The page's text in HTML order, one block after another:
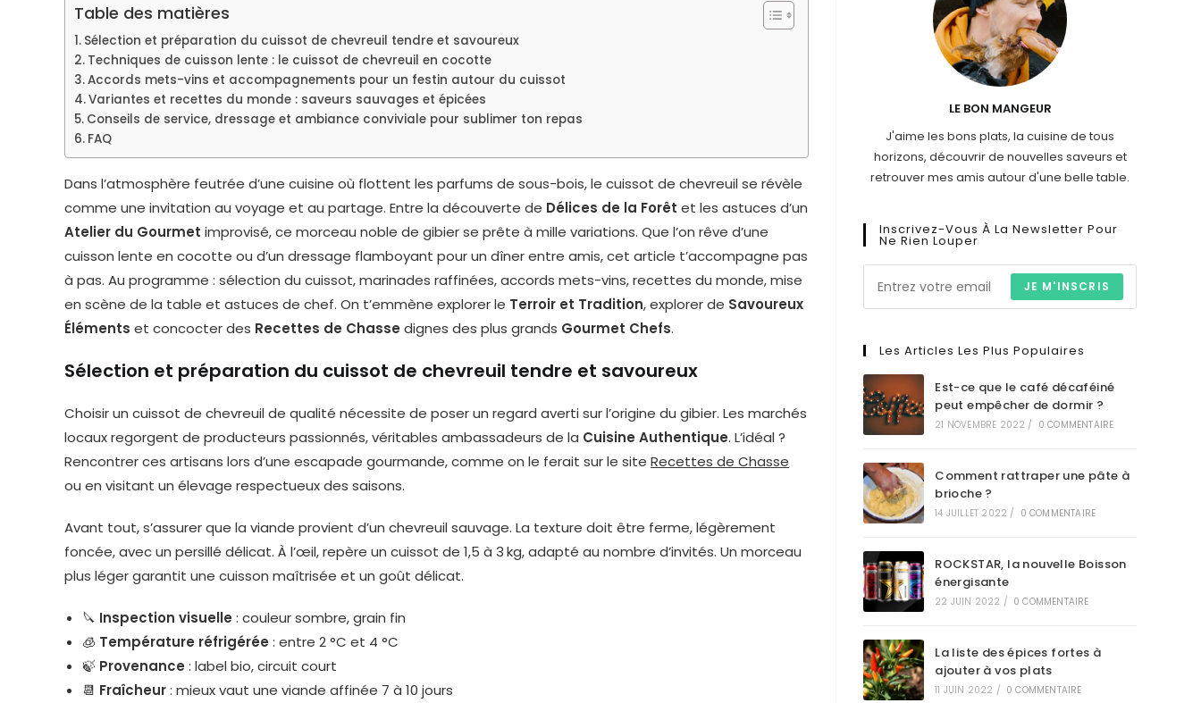
Table des matières
Sélection et préparation du cuissot de chevreuil tendre et savoureux
Techniques de cuisson lente : le cuissot de chevreuil en cocotte
Accords mets-vins et accompagnements pour un festin autour du cuissot
Variantes et recettes du monde : saveurs sauvages et épicées
Conseils de service, dressage et ambiance conviviale pour sublimer ton repas
FAQ
Dans l’atmosphère feutrée d’une cuisine où flottent les parfums de sous-bois, le cuissot de chevreuil se révèle
comme une invitation au voyage et au partage. Entre la découverte de Délices de la Forêt et les astuces d’un
Atelier du Gourmet improvisé, ce morceau noble de gibier se prête à mille variations. Que l’on rêve d’une
cuisson lente en cocotte ou d’un dressage flamboyant pour un dîner entre amis, cet article t’accompagne pas
à pas. Au programme : sélection du cuissot, marinades raffinées, accords mets-vins, recettes du monde, mise
en scène de la table et astuces de chef. On t’emmène explorer le Terroir et Tradition, explorer de Savoureux
Éléments et concocter des Recettes de Chasse dignes des plus grands Gourmet Chefs.
Sélection et préparation du cuissot de chevreuil tendre et savoureux
Choisir un cuissot de chevreuil de qualité nécessite de poser un regard averti sur l’origine du gibier. Les marchés
locaux regorgent de producteurs passionnés, véritables ambassadeurs de la Cuisine Authentique. L’idéal ?
Rencontrer ces artisans lors d’une escapade gourmande, comme on le ferait sur le site Recettes de Chasse
ou en visitant un élevage respectueux des saisons.
Avant tout, s’assurer que la viande provient d’un chevreuil sauvage. La texture doit être ferme, légèrement
foncée, avec un persillé délicat. À l’œil, repère un cuissot de 1,5 à 3 kg, adapté au nombre d’invités. Un morceau
plus léger garantit une cuisson maîtrisée et un goût délicat.
🔪 Inspection visuelle : couleur sombre, grain fin
🧊 Température réfrigérée : entre 2 °C et 4 °C
🍃 Provenance : label bio, circuit court
📆 Fraîcheur: mieux vaut une viande affinée 7 à 10 jours
LE BON MANGEUR
J'aime les bons plats, la cuisine de tous
horizons, découvrir de nouvelles saveurs et
retrouver mes amis autour d'une belle table.
Inscrivez-Vous À La Newsletter Pour
Ne Rien Louper
JE M'INSCRIS
Les Articles Les Plus Populaires
Est-ce que le café décaféiné
peut empêcher de dormir ?
21 NOVEMBRE 2022 / 0 COMMENTAIRE
Comment rattraper une pâte à
brioche ?
14 JUILLET 2022 / 0 COMMENTAIRE
ROCKSTAR, la nouvelle Boisson
énergisante
22 JUIN 2022 / 0 COMMENTAIRE
La liste des épices fortes à
ajouter à vos plats
11 JUIN 2022 / 0 COMMENTAIRE